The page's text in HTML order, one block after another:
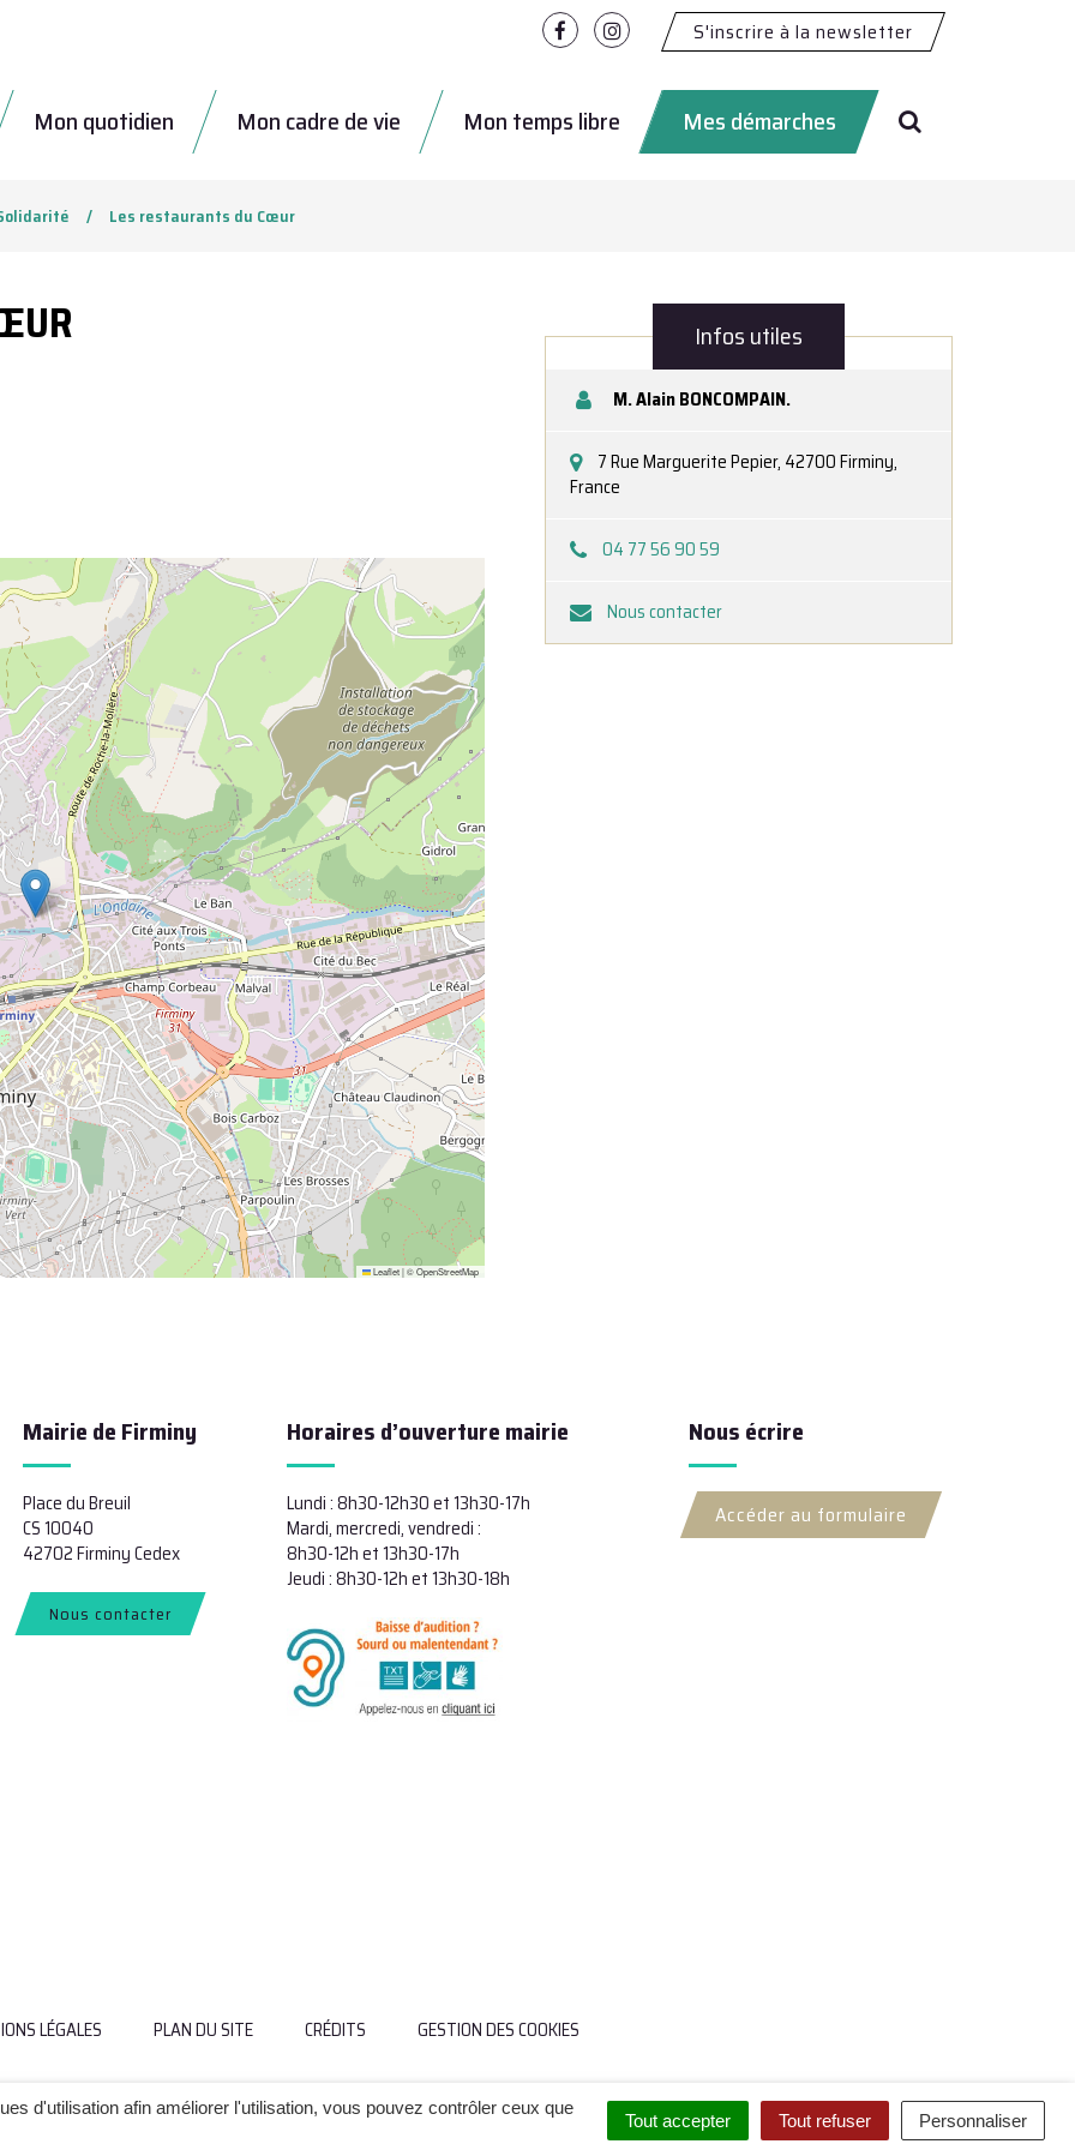
d'utilisation afin améliorer l'utilisation, vous pouvez contrôler ceux que
Tout accepter Tout refuser Personnaliser
S'inscrire à la newsletter
Lien
compte
Lien
compte
Instagram
Mon quotidien Mon cadre de vie Mon temps libre Mes démarches Recherche
Les restaurants du Cœur
Leaflet|©OpenStreetMap
Infos utiles
M. Alain BONCOMPAIN.
7 Rue Marguerite Pepier, 42700 Firminy,
France
04 77 56 90 59
Nous contacter
Mairie de Firminy
Place du Breuil
CS 10040
42702 Firminy Cedex
Nous contacter
Horaires d’ouverture mairie
Lundi : 8h30-12h30 et 13h30-17h
Mardi, mercredi, vendredi :
8h30-12h et 13h30-17h
Jeudi : 8h30-12h et 13h30-18h
Nous écrire
Accéder au formulaire
LÉGALES PLAN DU SITE CRÉDITS GESTION DES COOKIES